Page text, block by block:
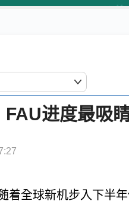
进度最吸
着全球新机步入下半